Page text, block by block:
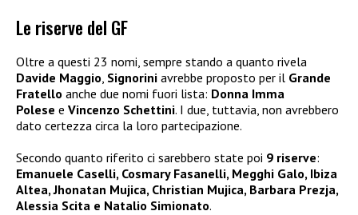
Le riserve del GF
Oltre a questi 23 nomi, sempre stando a quanto rivela
Davide Maggio, Signorini avrebbe proposto per il Grande
Fratello anche due nomi fuori lista: Donna Imma
Polese e Vincenzo Schettini. I due, tuttavia, non avrebbero
dato certezza circa la loro partecipazione.
Secondo quanto riferito ci sarebbero state poi 9 riserve:
Emanuele Caselli, Cosmary Fasanelli, Megghi Galo, Ibiza
Altea, Jhonatan Mujica, Christian Mujica, Barbara Prezja,
Alessia Scita e Natalio Simionato.